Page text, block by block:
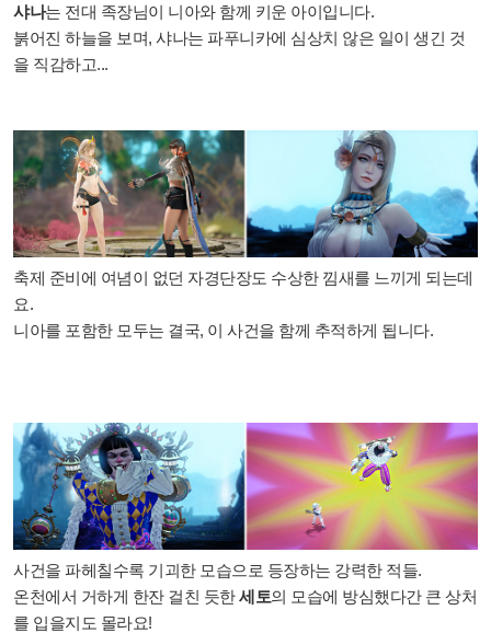
샤나는 전대 족장님이 니아와 함께 키운 아이입니다.
붉어진 하늘을 보며, 샤나는 파푸니카에 심상치 않은 일이 생긴 것
을 직감하고...
축제 준비에 여념이 없던 자경단장도 수상한 낌새를 느끼게 되는데
요.
니아를 포함한 모두는 결국, 이 사건을 함께 추적하게 됩니다.
사건을 파헤칠수록 기괴한 모습으로 등장하는 강력한 적들.
온천에서 거하게 한잔 걸친 듯한세토의 모습에 방심했다간 큰 상처
를 입을지도 몰라요!